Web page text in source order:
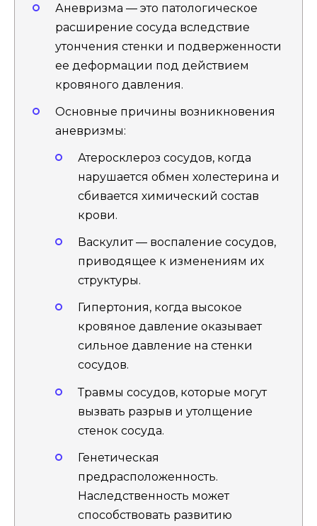
Аневризма — это патологическое
расширение сосуда вследствие
утончения стенки и подверженности
ее деформации под действием
кровяного давления.
Основные причины возникновения
аневризмы:
Атеросклероз сосудов, когда
нарушается обмен холестерина и
сбивается химический состав
крови.
Васкулит — воспаление сосудов,
приводящее к изменениям их
структуры.
Гипертония, когда высокое
кровяное давление оказывает
сильное давление на стенки
сосудов.
Травмы сосудов, которые могут
вызвать разрыв и утолщение
стенок сосуда.
Генетическая
предрасположенность.
Наследственность может
способствовать развитию